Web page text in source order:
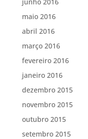
maio 2016
abril 2016
março 2016
fevereiro 2016
janeiro 2016
dezembro 2015
novembro 2015
outubro 2015
setembro 2015